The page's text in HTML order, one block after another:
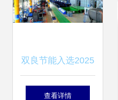
双良节能入选2025
年江苏省先进智能
查看详情